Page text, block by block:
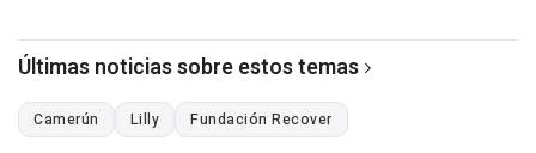
Últimas noticias sobre estos temas
Camerún Lilly Fundación Recover